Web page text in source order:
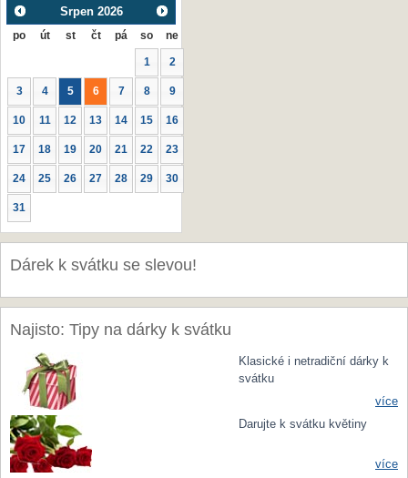
Srpen 2026
po út st čt pá so ne
1 2
3 4 5 6 7 8 9
10 11 12 13 14 15 16
17 18 19 20 21 22 23
24 25 26 27 28 29 30
31
Dárek k svátku se slevou!
Najisto: Tipy na dárky k svátku
Klasické i netradiční dárky k
svátku
více
Darujte k svátku květiny
více